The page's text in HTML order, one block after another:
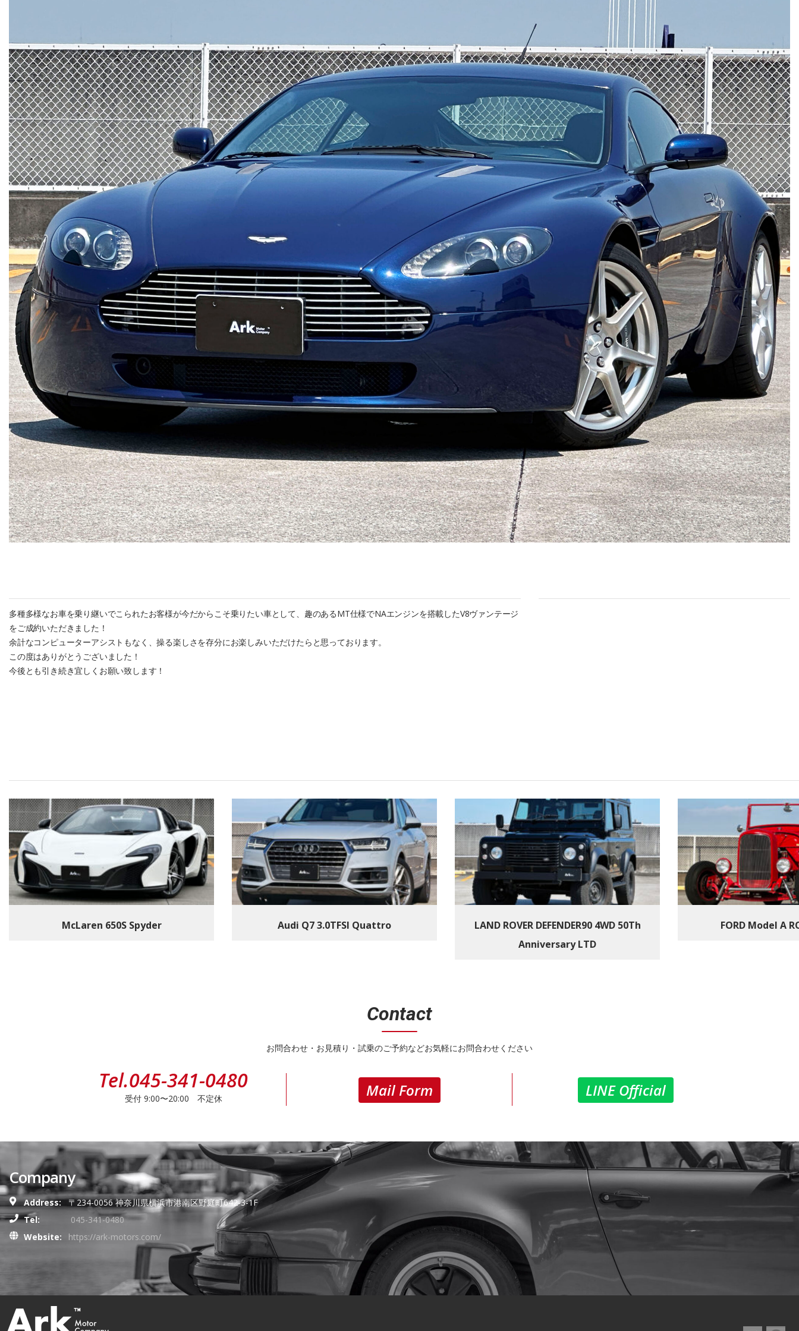
多種多様なお車を乗り継いでこられたお客様が今だからこそ乗りたい車として、趣のあるMT仕様でNAエンジンを搭載したV8ヴァンテージ
をご成約いただきました！
余計なコンピューターアシストもなく、操る楽しさを存分にお楽しみいただけたらと思っております。
この度はありがとうございました！
今後とも引き続き宜しくお願い致します！
McLaren 650S Spyder Audi Q7 3.0TFSI Quattro
LAND ROVER DEFENDER90 4WD 50Th
Anniversary LTD
FORD Model A
Contact
お問合わせ・お見積り・試乗のご予約などお気軽にお問合わせください
Tel.045-341-0480
受付 9:00〜20:00 不定休 Mail Form LINE Official
Company
Address:
〒234-0056 神奈川県横浜市港南区野庭町642-3-1F
Tel:
045-341-0480
Website:
https://ark-motors.com/